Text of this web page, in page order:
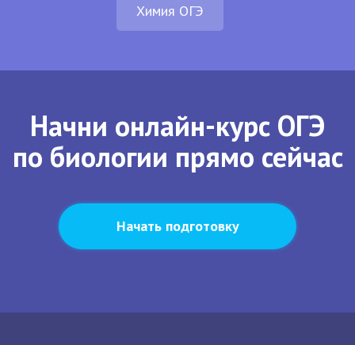
Химия ОГЭ
Начни онлайн-курс ОГЭ
по биологии прямо сейчас
Начать подготовку